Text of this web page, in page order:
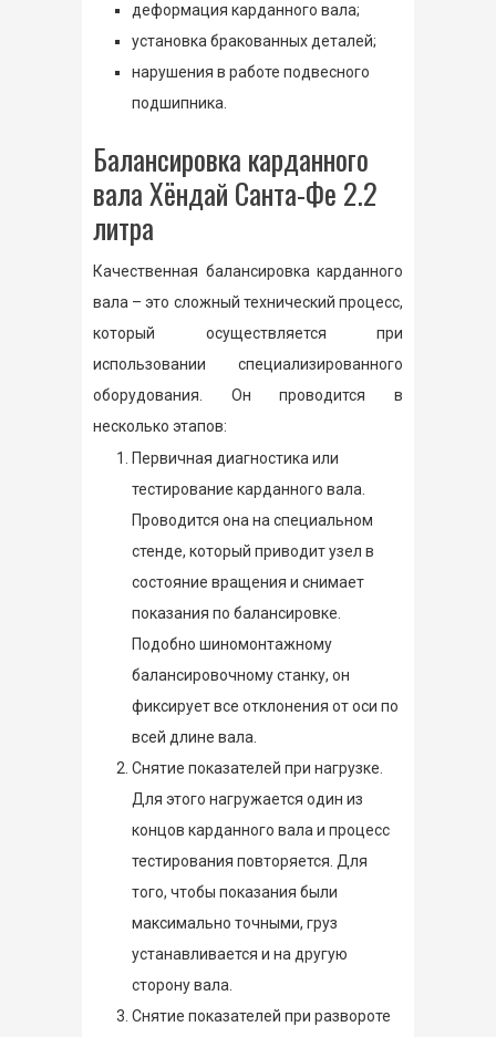
деформация карданного вала;
установка бракованных деталей;
нарушения в работе подвесного
подшипника.
Балансировка карданного
вала Хёндай Санта-Фе 2.2
литра
Качественная балансировка карданного
вала – это сложный технический процесс,
который осуществляется при
использовании специализированного
оборудования. Он проводится в
несколько этапов:
Первичная диагностика или
тестирование карданного вала.
Проводится она на специальном
стенде, который приводит узел в
состояние вращения и снимает
показания по балансировке.
Подобно шиномонтажному
балансировочному станку, он
фиксирует все отклонения от оси по
всей длине вала.
Снятие показателей при нагрузке.
Для этого нагружается один из
концов карданного вала и процесс
тестирования повторяется. Для
того, чтобы показания были
максимально точными, груз
устанавливается и на другую
сторону вала.
Снятие показателей при развороте